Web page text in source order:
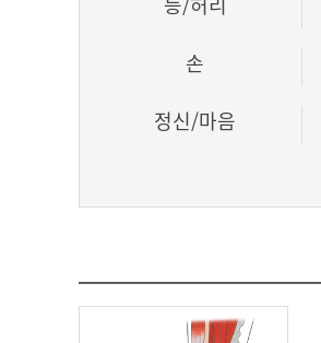
손
정신/마음